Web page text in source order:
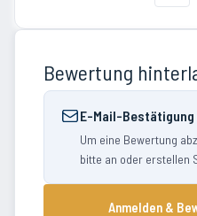
Bewertung
E-Mail-
Um eine Bewertung
bitte an oder erstellen
Anmelden &